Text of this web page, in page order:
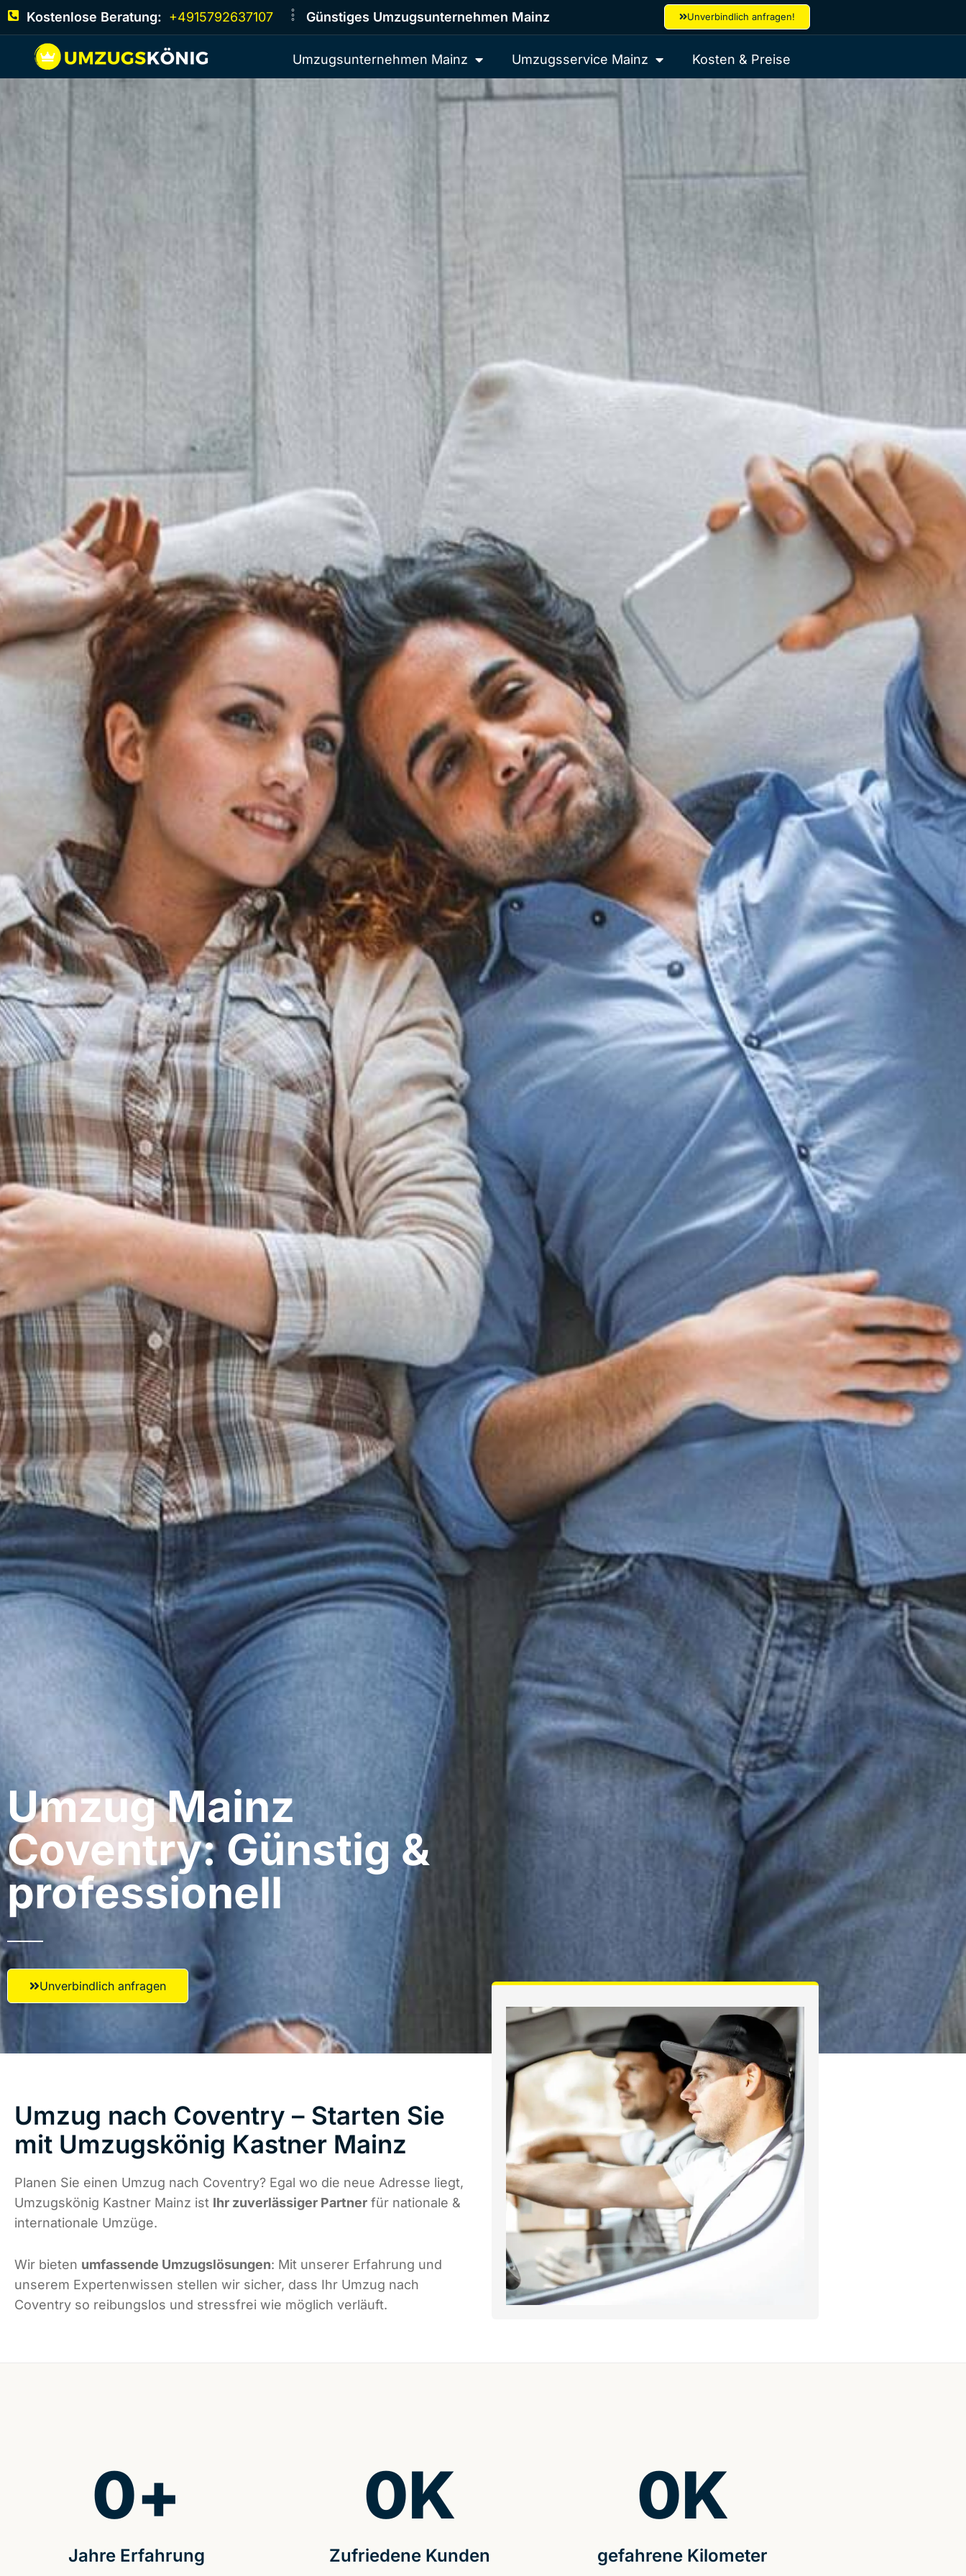
Kostenlose Beratung: +4915792637107 Günstiges Umzugsunternehmen Mainz Unverbindlich anfragen!
Umzugsunternehmen Mainz Umzugsservice Mainz Kosten & Preise
Umzug Mainz​
Coventry: Günstig &
professionell​
Unverbindlich anfragen
Umzug nach Coventry – Starten Sie
mit Umzugskönig Kastner Mainz
Planen Sie einen Umzug nach Coventry? Egal wo die neue Adresse liegt,
Umzugskönig Kastner Mainz ist Ihr zuverlässiger Partner für nationale &
internationale Umzüge.
Wir bieten umfassende Umzugslösungen: Mit unserer Erfahrung und
unserem Expertenwissen stellen wir sicher, dass Ihr Umzug nach
Coventry so reibungslos und stressfrei wie möglich verläuft.
Jahre Erfahrung
0+
Zufriedene Kunden
0K
gefahrene Kilometer
0K